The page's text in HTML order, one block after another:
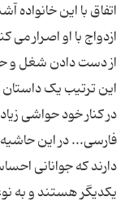
اتفاق با این
ازدواج با او اصرار می
از دست دادن شغل و
این ترتیب یک داستان
در کنار خود حواشی
فارسی... در این حاشیه
دارند که جوانانی
یکدیگر هستند و به